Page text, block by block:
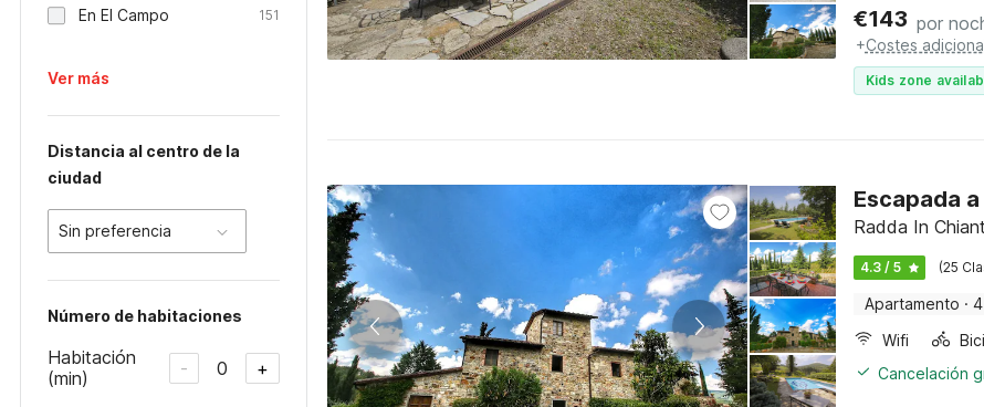
En El Campo 151
Ver más
Distancia al centro de la
ciudad
Sin preferencia
Número de habitaciones
Habitación
(min)
- 0 +
€143 por
+Costes
Kids zone
Escapada
Radda In
4.3 / 5 (25
Apartamento ·
Wifi
Cancelación